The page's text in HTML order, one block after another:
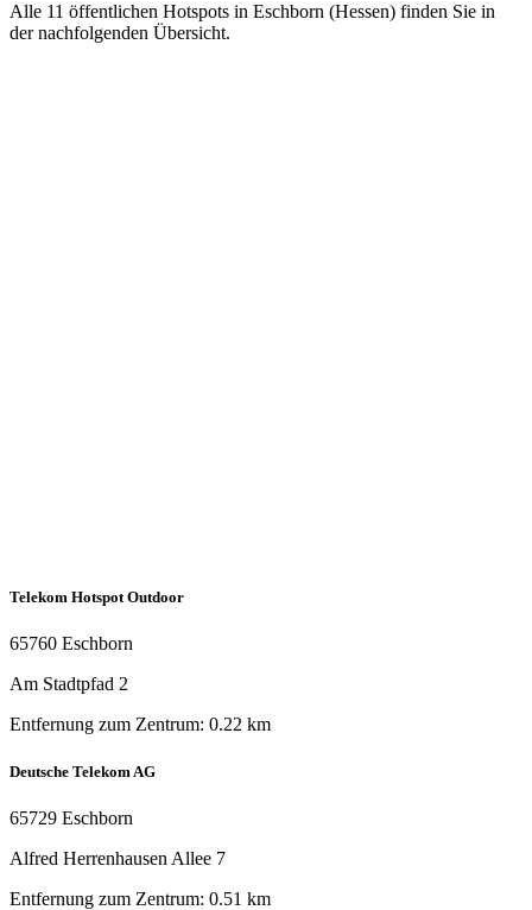
Alle 11 öffentlichen Hotspots in Eschborn (Hessen) finden Sie in
der nachfolgenden Übersicht.
Telekom Hotspot Outdoor
65760 Eschborn
Am Stadtpfad 2
Entfernung zum Zentrum: 0.22 km
Deutsche Telekom AG
65729 Eschborn
Alfred Herrenhausen Allee 7
Entfernung zum Zentrum: 0.51 km